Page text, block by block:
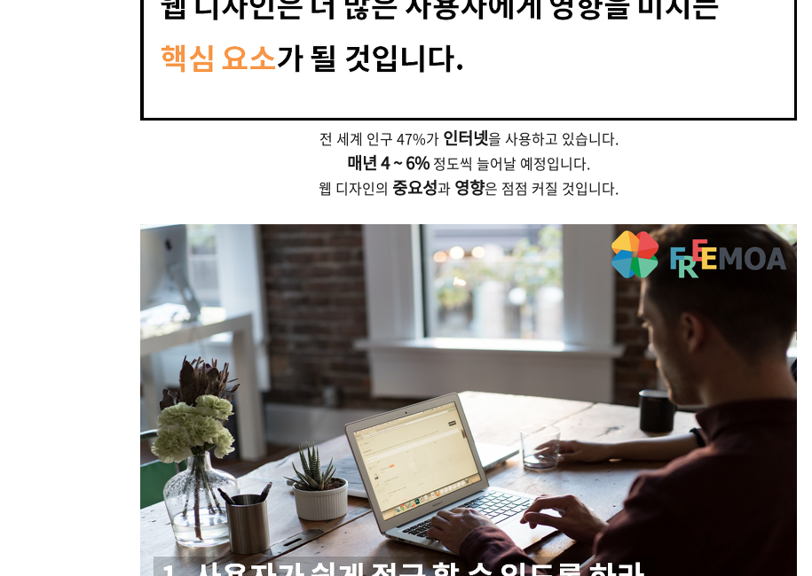
전 세계 인구 47%가 인터넷을 사용하고 있습니다.
매년 4 ~ 6%정도씩 늘어날 예정입니다.
웹 디자인의 중요성과 영향은 점점 커질 것입니다.